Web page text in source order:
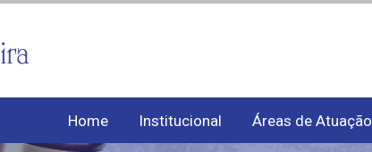
Home Institucional Áreas de Atuação